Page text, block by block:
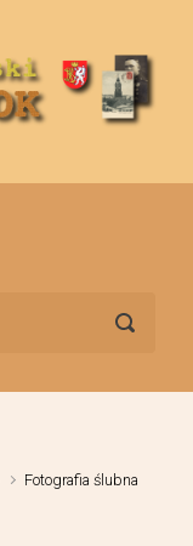
Fotografia ślubna